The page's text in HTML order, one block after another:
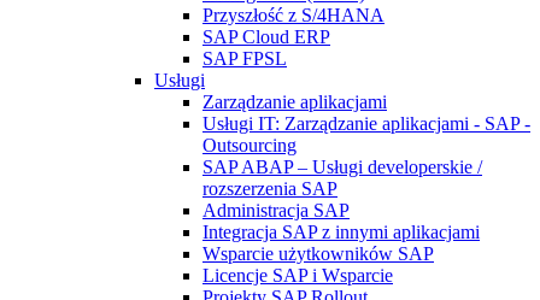
Przyszłość z S/4HANA
SAP Cloud ERP
SAP FPSL
Usługi
Zarządzanie aplikacjami
Usługi IT: Zarządzanie aplikacjami - SAP -
Outsourcing
SAP ABAP – Usługi developerskie /
rozszerzenia SAP
Administracja SAP
Integracja SAP z innymi aplikacjami
Wsparcie użytkowników SAP
Licencje SAP i Wsparcie